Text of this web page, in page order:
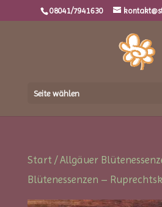
08041/7941630
Seite wählen
Start /Allgäuer
Blütenessenzen –